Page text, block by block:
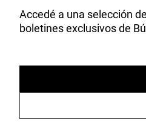
Accedé a una selección
boletines exclusivos de